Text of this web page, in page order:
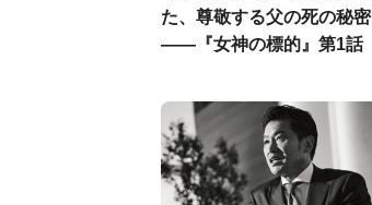
た、尊敬する父の死の秘密
――『女神の標的』第1話